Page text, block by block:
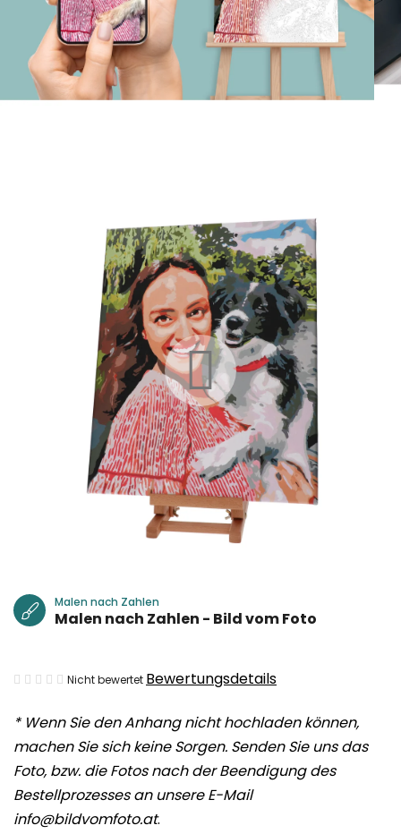
* Wenn Sie den Anhang nicht hochladen können,
machen Sie sich keine Sorgen. Senden Sie uns das
Foto, bzw. die Fotos nach der Beendigung des
Bestellprozesses an unsere E-Mail
info@bildvomfoto.at.
Malen nach Zahlen
Malen nach Zahlen - Bild vom Foto
Die
Produktbewertung
ist
0,0
von
5
Nicht bewertet Bewertungsdetails